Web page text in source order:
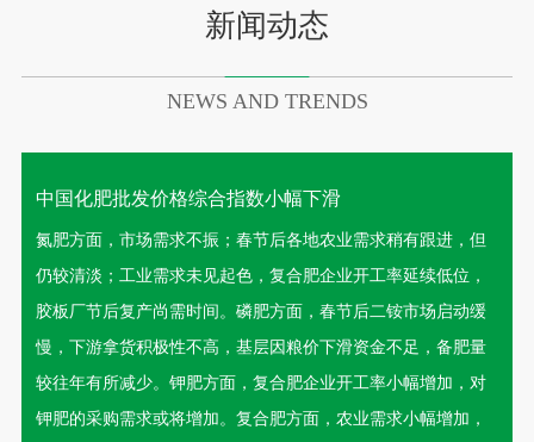
新闻动态
NEWS AND TRENDS
中国化肥批发价格综合指数小幅下滑
氮肥方面，市场需求不振；春节后各地农业需求稍有跟进，但
仍较清淡；工业需求未见起色，复合肥企业开工率延续低位，
胶板厂节后复产尚需时间。磷肥方面，春节后二铵市场启动缓
慢，下游拿货积极性不高，基层因粮价下滑资金不足，备肥量
较往年有所减少。钾肥方面，复合肥企业开工率小幅增加，对
钾肥的采购需求或将增加。复合肥方面，农业需求小幅增加，